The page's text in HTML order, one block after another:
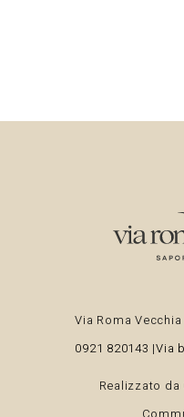
Via Roma
0921 820143 |Via
Realizzato da